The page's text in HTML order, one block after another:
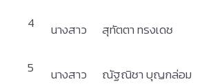
4 นางสาว สุทัตตา ทรงเดช
5 นางสาว ณัฐณิชา บุญกล่อม